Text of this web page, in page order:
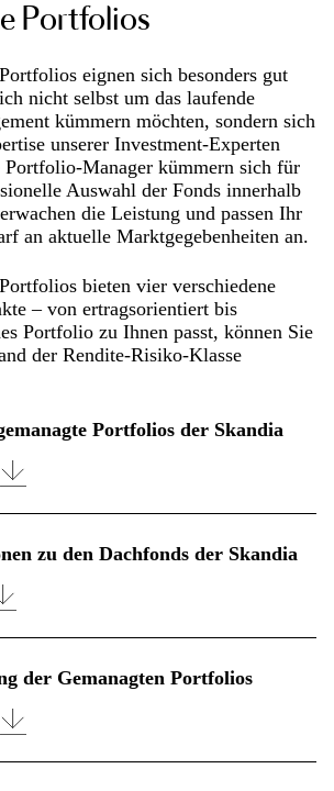
Portfolios
eignen sich besonders gut
nicht selbst um das laufende
kümmern möchten, sondern sich
unserer Investment-Experten
Portfolio-Manager kümmern sich für
Auswahl der Fonds innerhalb
die Leistung und passen Ihr
an aktuelle Marktgegebenheiten an.
bieten vier verschiedene
– von ertragsorientiert bis
Portfolio zu Ihnen passt, können Sie
der Rendite-Risiko-Klasse
Portfolios der Skandia
zu den Dachfonds der Skandia
der Gemanagten Portfolios